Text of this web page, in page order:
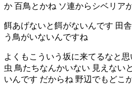
か 百鳥とかね ソ連からシベリア
餌あげないと餌がないんです 田
う鳥がいないんですね
よくもこういう坂に来てるなと
虫 鳥たちなんかいない 見えない
いんです だからね 野辺でもどこ